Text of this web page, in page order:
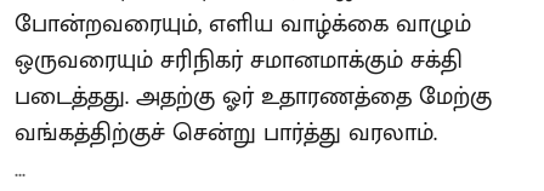
போன்றவரையும், எளிய வாழ்க்கை வாழும்
ஒருவரையும் சரிநிகர் சமானமாக்கும் சக்தி
படைத்தது. அதற்கு ஓர் உதாரணத்தை மேற்கு
வங்கத்திற்குச் சென்று பார்த்து வரலாம்.
...